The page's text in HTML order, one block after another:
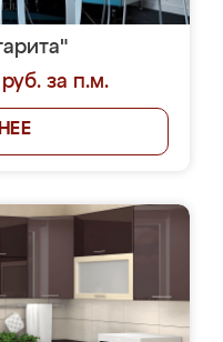
за п.м.